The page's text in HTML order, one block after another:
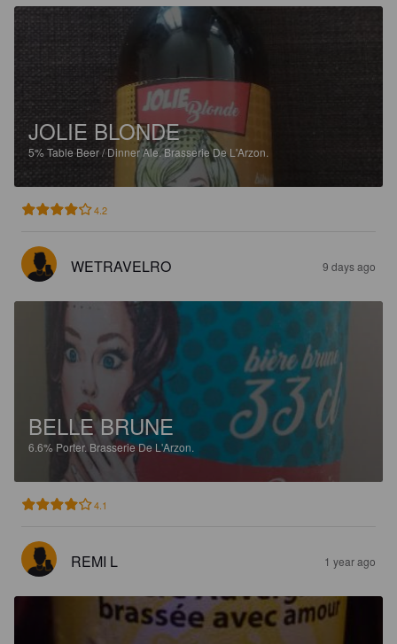
JOLIE BLONDE
5%Table Beer / Dinner Ale.Brasserie De L'Arzon.
4.2
WETRAVELRO 9 days ago
BELLE BRUNE
6.6% Porter. Brasserie De L'Arzon.
4.1
REMI L 1 year ago